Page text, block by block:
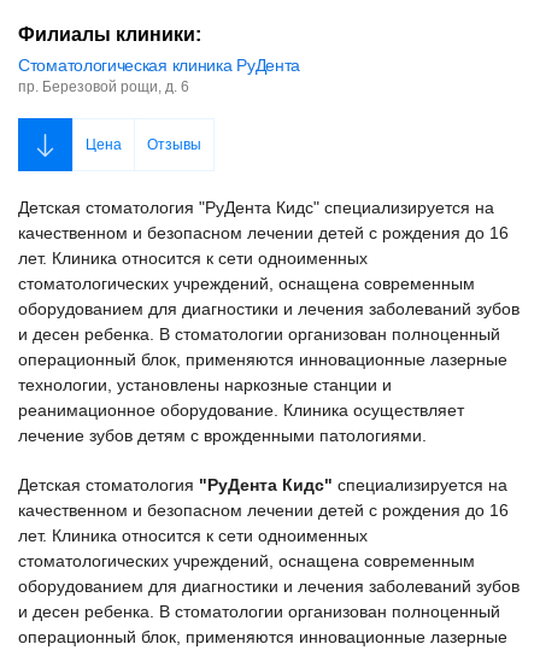
Филиалы клиники:
Стоматологическая клиника РуДента
пр. Березовой рощи, д. 6
Цена Отзывы
Детская стоматология "РуДента Кидс" специализируется на
качественном и безопасном лечении детей с рождения до 16
лет. Клиника относится к сети одноименных
стоматологических учреждений, оснащена современным
оборудованием для диагностики и лечения заболеваний зубов
и десен ребенка. В стоматологии организован полноценный
операционный блок, применяются инновационные лазерные
технологии, установлены наркозные станции и
реанимационное оборудование. Клиника осуществляет
лечение зубов детям с врожденными патологиями.
Детская стоматология "РуДента Кидс" специализируется на
качественном и безопасном лечении детей с рождения до 16
лет. Клиника относится к сети одноименных
стоматологических учреждений, оснащена современным
оборудованием для диагностики и лечения заболеваний зубов
и десен ребенка. В стоматологии организован полноценный
операционный блок, применяются инновационные лазерные